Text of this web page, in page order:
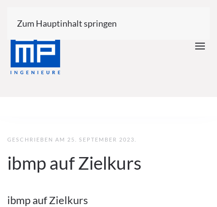
Zum Hauptinhalt springen
GESCHRIEBEN AM 25. SEPTEMBER 2023
ibmp auf Zielkurs
ibmp auf Zielkurs